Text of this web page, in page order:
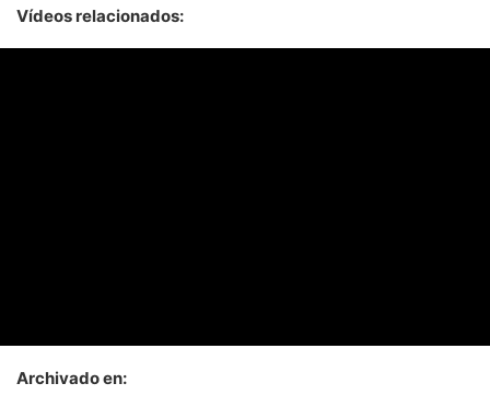
Vídeos relacionados:
Archivado en: